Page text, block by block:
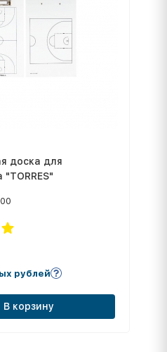
доска для
"TORRES"
рублей
В корзину